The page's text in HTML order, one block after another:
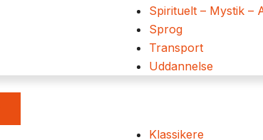
Spirituelt – Mystik –
Sprog
Transport
Uddannelse
Klassikere